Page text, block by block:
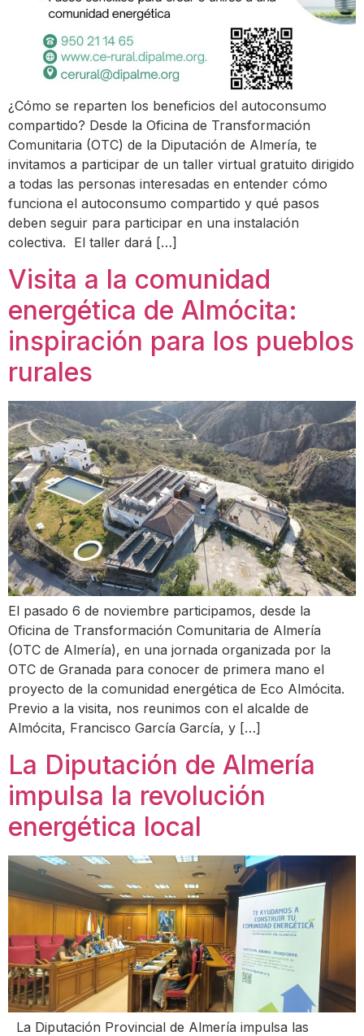
¿Cómo se reparten los beneficios del autoconsumo
compartido? Desde la Oficina de Transformación
Comunitaria (OTC) de la Diputación de Almería, te
invitamos a participar de un taller virtual gratuito dirigido
a todas las personas interesadas en entender cómo
funciona el autoconsumo compartido y qué pasos
deben seguir para participar en una instalación
colectiva. El taller dará […]
Visita a la comunidad
energética de Almócita:
inspiración para los pueblos
rurales
El pasado 6 de noviembre participamos, desde la
Oficina de Transformación Comunitaria de Almería
(OTC de Almería), en una jornada organizada por la
OTC de Granada para conocer de primera mano el
proyecto de la comunidad energética de Eco Almócita.
Previo a la visita, nos reunimos con el alcalde de
Almócita, Francisco García García, y […]
La Diputación de Almería
impulsa la revolución
energética local
La Diputación Provincial de Almería impulsa las